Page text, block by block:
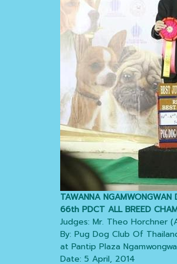
TAWANNA
66th PDCT ALL BREED
Judges: Mr. Theo Horchner
By: Pug Dog Club Of
at Pantip Plaza
Date: 5 April, 2014